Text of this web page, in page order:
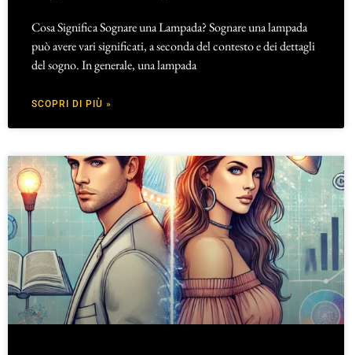
Cosa Significa Sognare una Lampada? Sognare una lampada
può avere vari significati, a seconda del contesto e dei dettagli
del sogno. In generale, una lampada
SCOPRI DI PIÙ »